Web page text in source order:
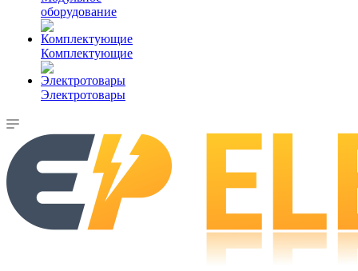
оборудование
Комплектующие
Электротовары